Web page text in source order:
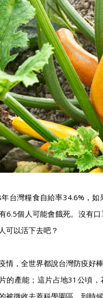
台灣糧食自給率34.6%，
6.5個人可能會餓死。沒有
可以活下去吧？
情，全世界都說台灣防疫好
的產能；這片占地31公頃
被徵收去蓋科學園區，到時